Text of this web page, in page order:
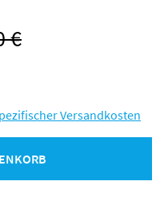
€
Versandkosten